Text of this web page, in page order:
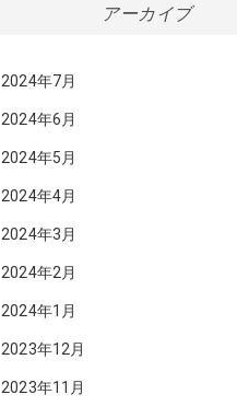
アーカイブ
2024年7月
2024年6月
2024年5月
2024年4月
2024年3月
2024年2月
2024年1月
2023年12月
2023年11月